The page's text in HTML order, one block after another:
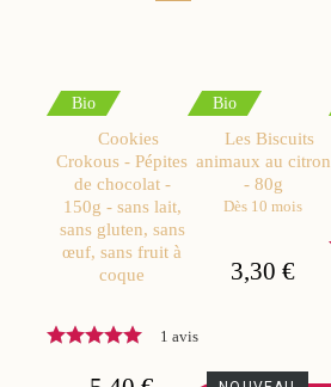
Bio
Cookies
Crokous - Pépites
de chocolat -
150g - sans lait,
sans gluten, sans
œuf, sans fruit à
coque
1 avis
Bio
Les Biscuits
animaux au citron
- 80g
Dès 10 mois
3,30 €